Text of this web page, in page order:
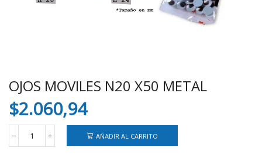
OJOS MOVILES N20 X50 METAL
$2.060,94
OJOS
AÑADIR AL CARRITO